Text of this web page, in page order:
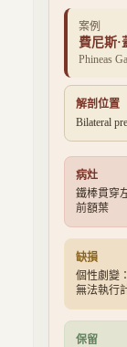
案例
費尼斯·
Phineas
解剖位置
Bilateral
病灶
鐵棒貫穿
前額葉
缺損
個性劇變
無法執行
保留